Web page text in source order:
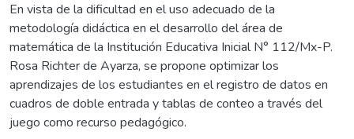
En vista de la dificultad en el uso adecuado de la
metodología didáctica en el desarrollo del área de
matemática de la Institución Educativa Inicial N° 112/Mx-P.
Rosa Richter de Ayarza, se propone optimizar los
aprendizajes de los estudiantes en el registro de datos en
cuadros de doble entrada y tablas de conteo a través del
juego como recurso pedagógico.